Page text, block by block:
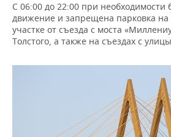
ФИГУРНОЕ КАТАНИЕ
ВОДНЫЕ ВИДЫ СПОРТА
МЕДИЦИНА
ОБРАЗОВАНИЕ
С 06:00 до 22:00 при необходимости
движение и запрещена парковка
участке от съезда с моста
Толстого, а также на съездах с